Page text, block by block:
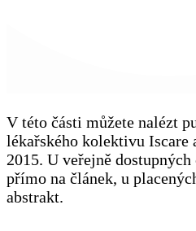
V této části můžete nalézt
lékařského kolektivu Iscare
2015. U veřejně
přímo na článek, u
abstrakt.